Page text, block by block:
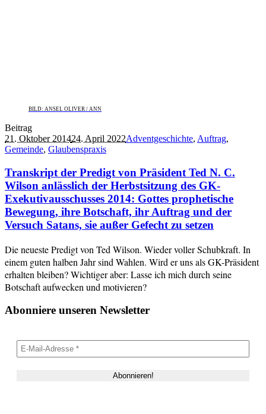
BILD: ANSEL OLIVER / ANN
Beitrag
21. Oktober 201424. April 2022Adventgeschichte, Auftrag,
Gemeinde, Glaubenspraxis
Transkript der Predigt von Präsident Ted N. C.
Wilson anlässlich der Herbstsitzung des GK-
Exekutivausschusses 2014: Gottes prophetische
Bewegung, ihre Botschaft, ihr Auftrag und der
Versuch Satans, sie außer Gefecht zu setzen
Die neueste Predigt von Ted Wilson. Wieder voller Schubkraft. In
einem guten halben Jahr sind Wahlen. Wird er uns als GK-Präsident
erhalten bleiben? Wichtiger aber: Lasse ich mich durch seine
Botschaft aufwecken und motivieren?
Abonniere unseren Newsletter